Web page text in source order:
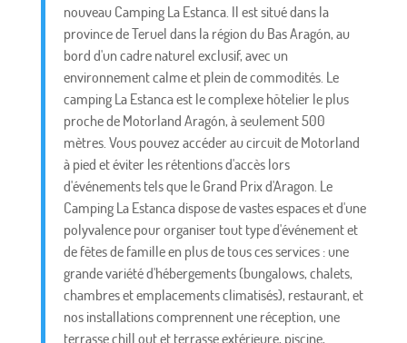
nouveau Camping La Estanca. Il est situé dans la
province de Teruel dans la région du Bas Aragón, au
bord d'un cadre naturel exclusif, avec un
environnement calme et plein de commodités. Le
camping La Estanca est le complexe hôtelier le plus
proche de Motorland Aragón, à seulement 500
mètres. Vous pouvez accéder au circuit de Motorland
à pied et éviter les rétentions d'accès lors
d'événements tels que le Grand Prix d'Aragon. Le
Camping La Estanca dispose de vastes espaces et d'une
polyvalence pour organiser tout type d'événement et
de fêtes de famille en plus de tous ces services : une
grande variété d'hébergements (bungalows, chalets,
chambres et emplacements climatisés), restaurant, et
nos installations comprennent une réception, une
terrasse chill out et terrasse extérieure, piscine,